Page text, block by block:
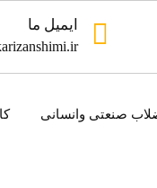
ایمیل ما
صنعتی وانسانی